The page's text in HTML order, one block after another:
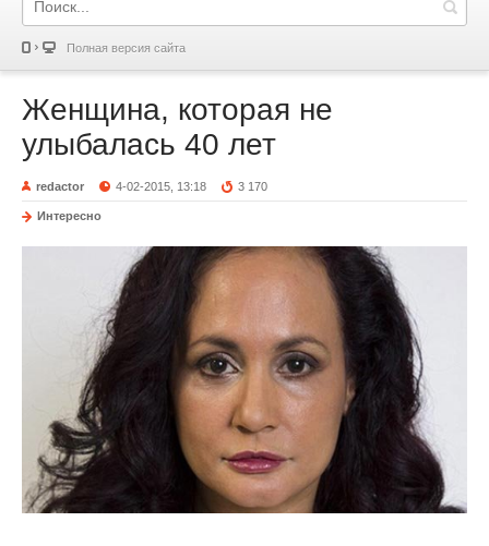
Полная версия сайта
Женщина, которая не
улыбалась 40 лет
redactor 4-02-2015, 13:18 3 170
Интересно